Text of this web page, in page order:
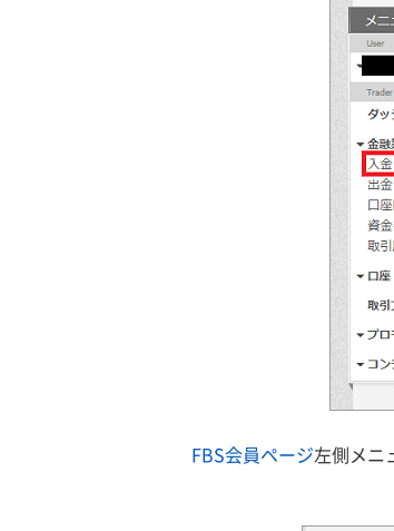
FBS会員ページ左側メニ